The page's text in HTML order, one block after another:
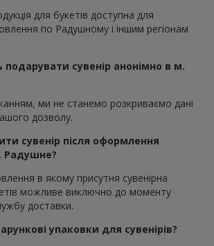
для букетів доступна для
по Радушному і іншим регіонам
сувенір анонімно в м.
ми не станемо розкриваємо дані
дозволу.
сувенір після оформлення
Радушне?
в якому присутня сувенірна
можливе виключно до моменту
доставки.
упаковки для сувенірів?